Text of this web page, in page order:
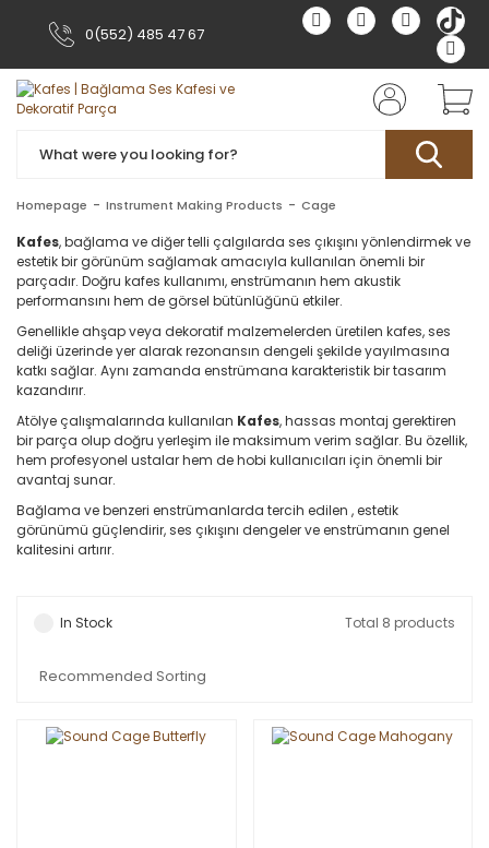
0(552) 485 47 67
Homepage Instrument Making Products Cage
Kafes, bağlama ve diğer telli çalgılarda ses çıkışını yönlendirmek ve
estetik bir görünüm sağlamak amacıyla kullanılan önemli bir
parçadır. Doğru kafes kullanımı, enstrümanın hem akustik
performansını hem de görsel bütünlüğünü etkiler.
Genellikle ahşap veya dekoratif malzemelerden üretilen kafes, ses
deliği üzerinde yer alarak rezonansın dengeli şekilde yayılmasına
katkı sağlar. Aynı zamanda enstrümana karakteristik bir tasarım
kazandırır.
Atölye çalışmalarında kullanılan Kafes, hassas montaj gerektiren
bir parça olup doğru yerleşim ile maksimum verim sağlar. Bu özellik,
hem profesyonel ustalar hem de hobi kullanıcıları için önemli bir
avantaj sunar.
Bağlama ve benzeri enstrümanlarda tercih edilen , estetik
görünümü güçlendirir, ses çıkışını dengeler ve enstrümanın genel
kalitesini artırır.
In Stock Total 8 products